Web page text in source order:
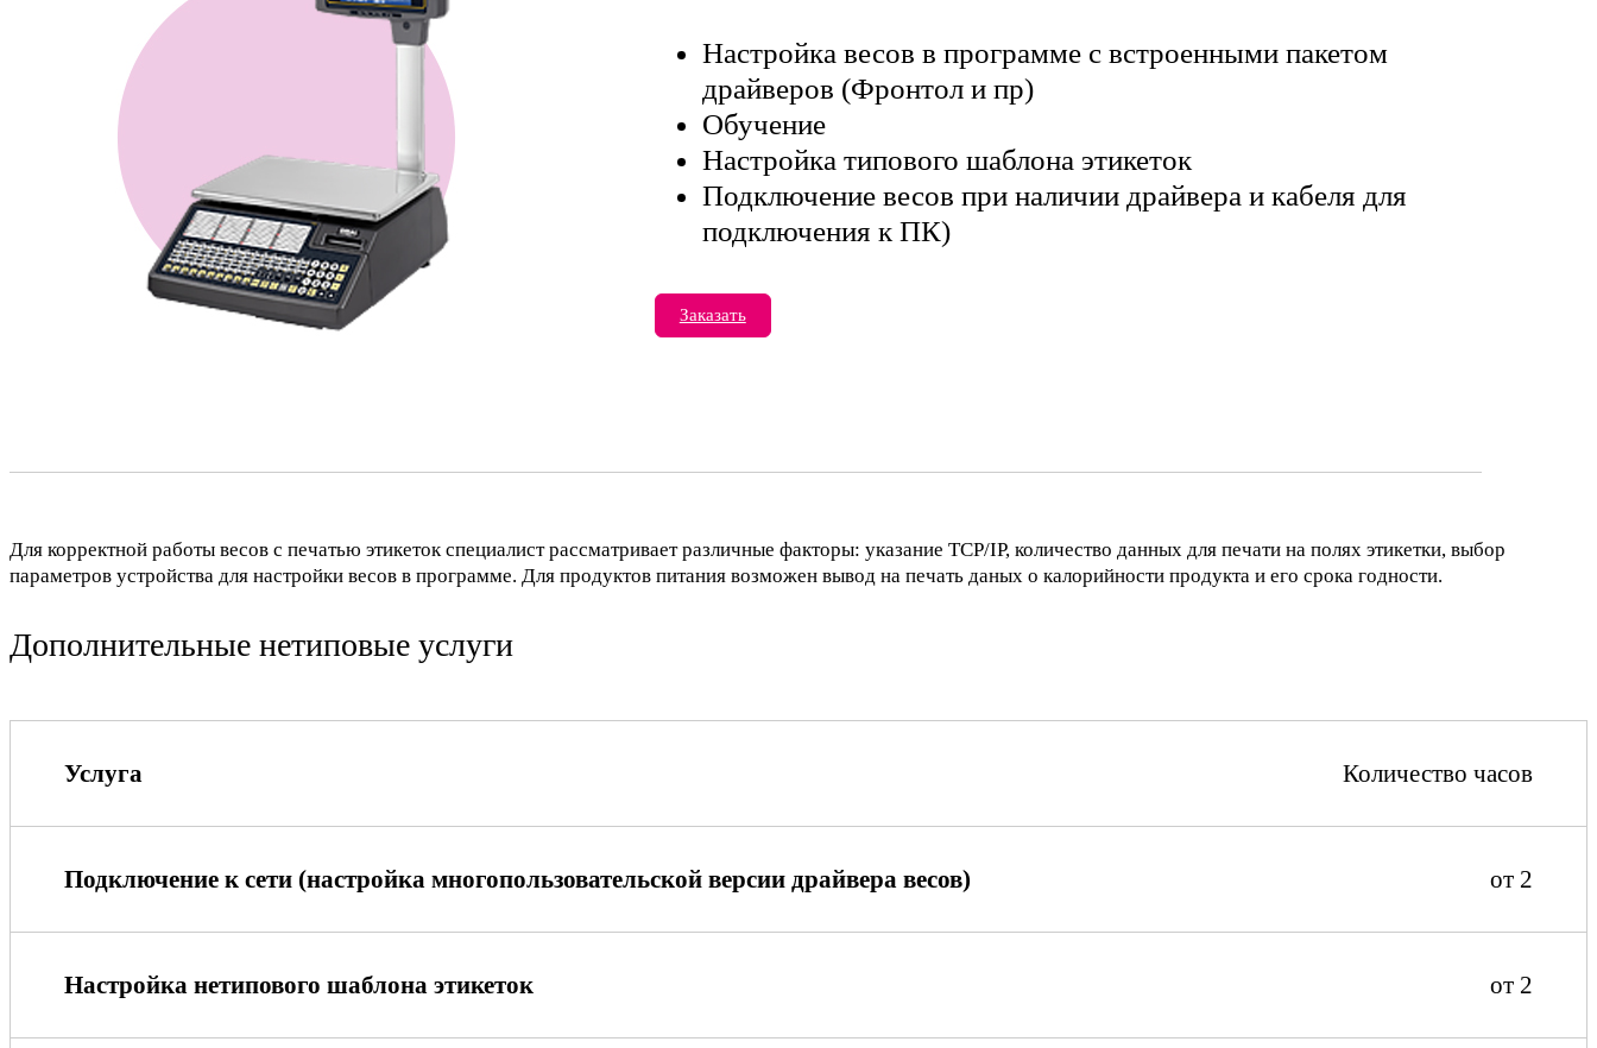
Настройка весов в программе с встроенными пакетом
драйверов (Фронтол и пр)
Обучение
Настройка типового шаблона этикеток
Подключение весов при наличии драйвера и кабеля для
подключения к ПК)
Заказать
Для корректной работы весов с печатью этикеток специалист рассматривает различные факторы: указание TCP/IP, количество данных для печати на полях этикетки, выбор
параметров устройства для настройки весов в программе. Для продуктов питания возможен вывод на печать даных о калорийности продукта и его срока годности.
Дополнительные нетиповые услуги
Услуга Количество часов
Подключение к сети (настройка многопользовательской версии драйвера весов) от 2
Настройка нетипового шаблона этикеток от 2